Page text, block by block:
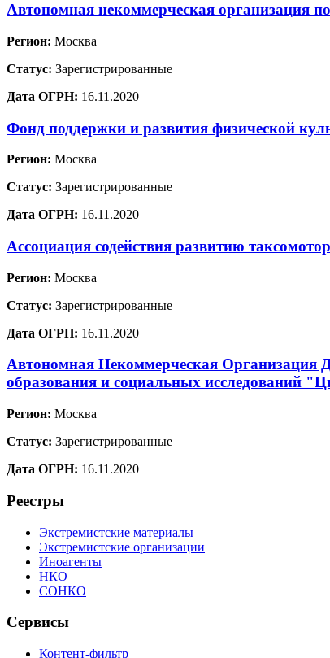
Автономная некоммерческая организация
Регион: Москва
Статус: Зарегистрированные
Дата ОГРН: 16.11.2020
Фонд поддержки и развития физической
Регион: Москва
Статус: Зарегистрированные
Дата ОГРН: 16.11.2020
Ассоциация содействия развитию
Регион: Москва
Статус: Зарегистрированные
Дата ОГРН: 16.11.2020
Автономная Некоммерческая Организация
образования и социальных исследований
Регион: Москва
Статус: Зарегистрированные
Дата ОГРН: 16.11.2020
Реестры
Экстремистские материалы
Экстремистские организации
Иноагенты
НКО
СОНКО
Сервисы
Контент-фильтр